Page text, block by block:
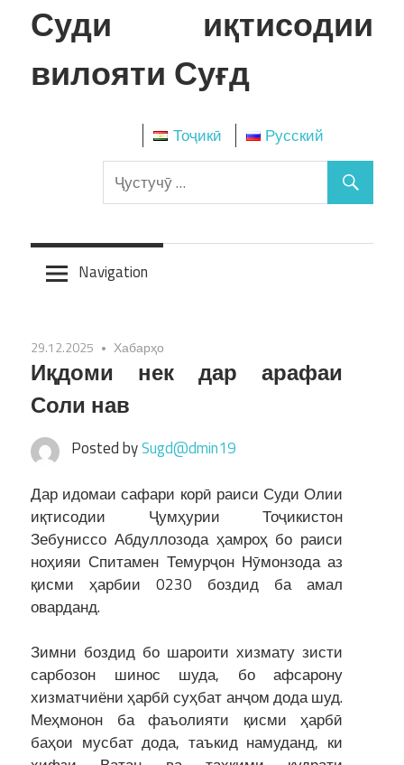
Skip
to
Суди иқтисодии
вилояти Суғд
Тоҷикӣ Русский
Navigation
29.12.2025 Хабарҳо
Иқдоми нек дар арафаи
Соли нав
Posted bySugd@dmin19
Дар идомаи сафари корӣ раиси Суди Олии
иқтисодии Ҷумҳурии Тоҷикистон
Зебуниссо Абдуллозода ҳамроҳ бо раиси
ноҳияи Спитамен Темурҷон Нӯмонзода аз
қисми ҳарбии 0230 боздид ба амал
оварданд.
Зимни боздид бо шароити хизмату зисти
сарбозон шинос шуда, бо афсарону
хизматчиёни ҳарбӣ суҳбат анҷом дода шуд.
Меҳмонон ба фаъолияти қисми ҳарбӣ
баҳои мусбат дода, таъкид намуданд, ки